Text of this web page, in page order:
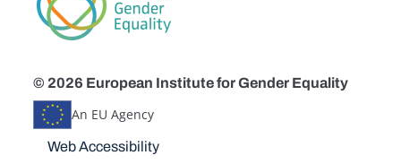
© 2026 European Institute for Gender Equality
An EU Agency
Disclaimers
Web Accessibility